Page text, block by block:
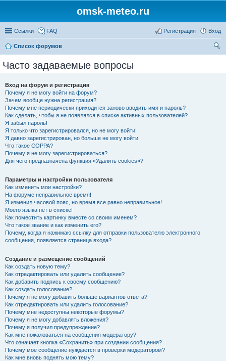
omsk-meteo.ru
Ссылки FAQ Вход
Регистрация
Список форумов
Часто задаваемые вопросы
Вход на форум и регистрация
Почему я не могу войти на форум?
Зачем вообще нужна регистрация?
Почему мне периодически приходится заново вводить имя и пароль?
Как сделать, чтобы я не появлялся в списке активных пользователей?
Я забыл пароль!
Я только что зарегистрировался, но не могу войти!
Я давно зарегистрирован, но больше не могу войти!
Что такое COPPA?
Почему я не могу зарегистрироваться?
Для чего предназначена функция «Удалить cookies»?
Параметры и настройки пользователя
Как изменить мои настройки?
На форуме неправильное время!
Я изменил часовой пояс, но время все равно неправильное!
Моего языка нет в списке!
Как поместить картинку вместе со своим именем?
Что такое звание и как изменить его?
Почему, когда я нажимаю ссылку для отправки пользователю электронного
сообщения, появляется страница входа?
Создание и размещение сообщений
Как создать новую тему?
Как отредактировать или удалить сообщение?
Как добавить подпись к своему сообщению?
Как создать голосование?
Почему я не могу добавить больше вариантов ответа?
Как отредактировать или удалить голосование?
Почему мне недоступны некоторые форумы?
Почему я не могу добавлять вложения?
Почему я получил предупреждение?
Как мне пожаловаться на сообщения модератору?
Что означает кнопка «Сохранить» при создании сообщения?
Почему мое сообщение нуждается в проверки модератором?
Как мне вновь поднять мою тему?